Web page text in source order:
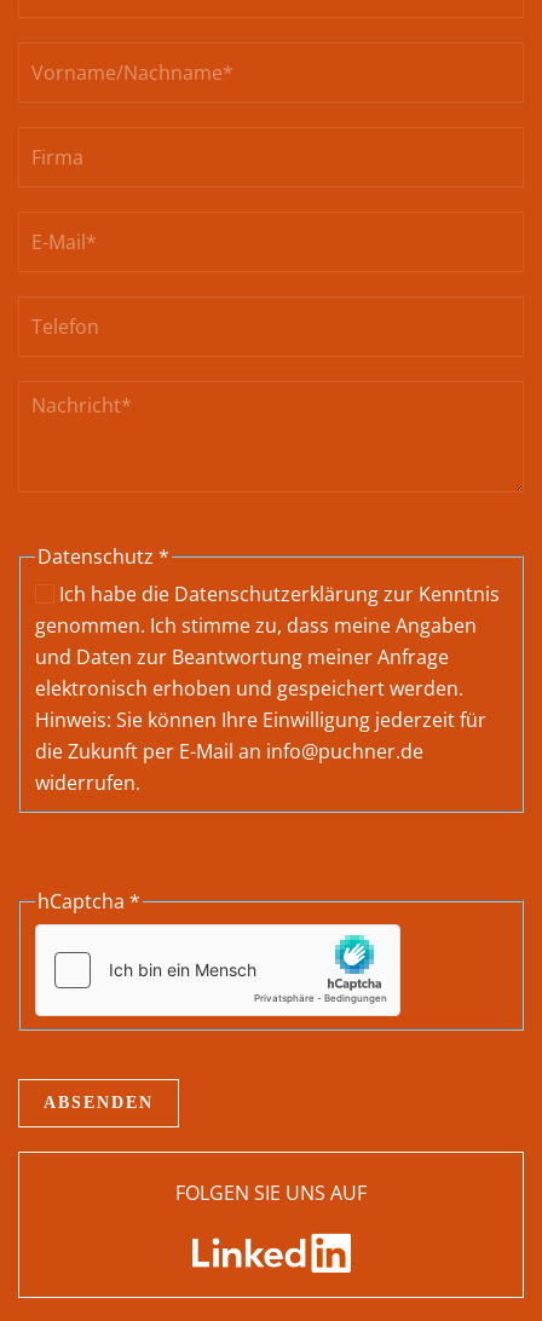
Datenschutz *
Ich habe die Datenschutzerklärungzur Kenntnis
genommen. Ich stimme zu, dass meine Angaben
und Daten zur Beantwortung meiner Anfrage
elektronisch erhoben und gespeichert werden.
Hinweis: Sie können Ihre Einwilligung jederzeit für
die Zukunft per E-Mail an info@puchner.de
widerrufen.
hCaptcha *
ABSENDEN
FOLGEN SIE UNS AUF